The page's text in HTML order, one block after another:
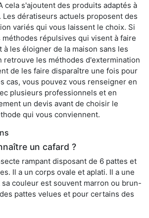
cela s'ajoutent des produits adaptés à
dératiseurs actuels proposent des
variés qui vous laissent le choix. Si
répulsives qui visent à faire
les éloigner de la maison sans les
retrouve les méthodes d'extermination
de les faire disparaître une fois pour
cas, vous pouvez vous renseigner en
plusieurs professionnels et en
un devis avant de choisir le
qui vous conviennent.
un cafard ?
rampant disposant de 6 pattes et
Il a un corps ovale et aplati. Il a une
sa couleur est souvent marron ou brun-
pattes velues et pour certains des